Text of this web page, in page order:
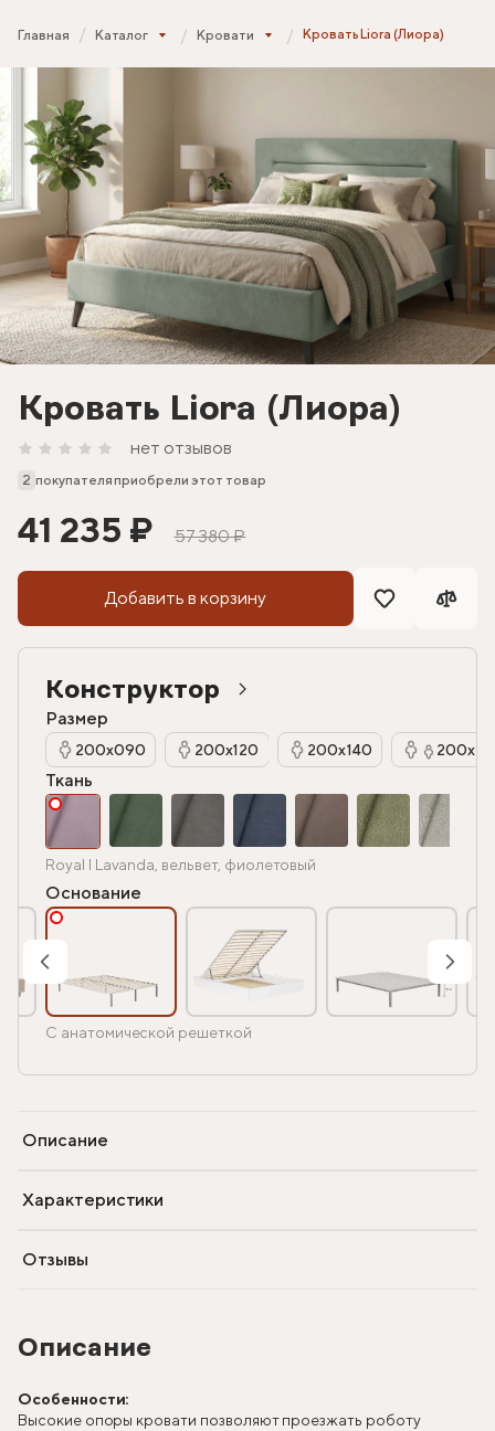
Главная Каталог Кровати Кровать Liora (Лиора)
Описание
Особенности:
Высокие опоры кровати позволяют проезжать роботу
Кровать Liora (Лиора)
нет отзывов
2 покупателя приобрели этот товар
41 235 ₽ 57 380 ₽
Добавить в корзину
Конструктор
Размер
200х090 200х120 200х140
Ткань
Royal I Lavanda, вельвет, фиолетовый
Основание
С анатомической решеткой
Описание
Характеристики
Отзывы